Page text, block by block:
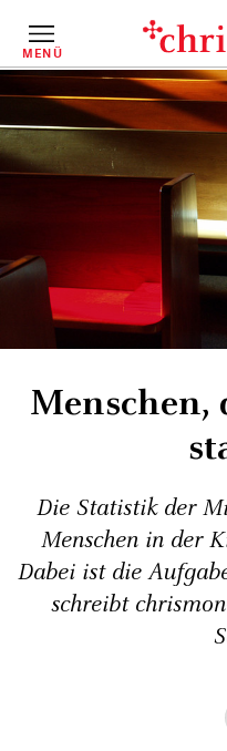
InhaltMENÜ
Die Statistik der
Menschen in der
Dabei ist die
schreibt